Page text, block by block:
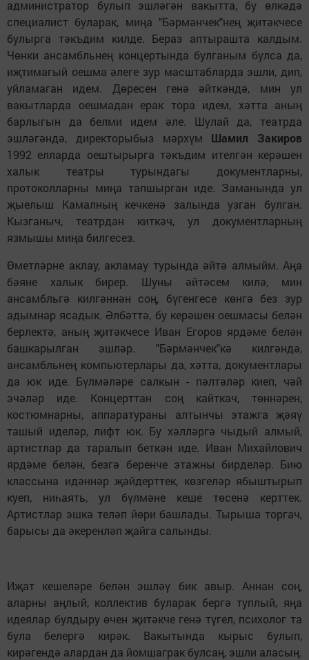
администратор булып эшләгән вакытта, бу өлкәдә
специалист буларак, миңа "Бәрмәнчек"нең җитәкчесе
булырга тәкъдим килде. Бераз аптырашта калдым.
Чөнки ансамбльнең концертында булганым булса да,
иҗтимагый оешма әлеге зур масштабларда эшли, дип,
уйламаган идем. Дөресен генә әйткәндә, мин ул
вакытларда оешмадан ерак тора идем, хәтта аның
барлыгын да белми идем әле. Шулай да, театрда
эшләгәндә, директорыбыз мәрхүм Шамил Закиров
1992 елларда оештырырга тәкъдим ителгән керәшен
халык театры турындагы документларны,
протоколларны миңа тапшырган иде. Заманында ул
җыелыш Камалның кечкенә залында узган булган.
Кызганыч, театрдан киткәч, ул документларның
язмышы миңа билгесез.
Өметләрне аклау, акламау турында әйтә алмыйм. Аңа
бәяне халык бирер. Шуны әйтәсем килә, мин
ансамбльгә килгәннән соң, бүгенгесе көнгә без зур
адымнар ясадык. Әлбәттә, бу керәшен оешмасы белән
берлектә, аның җитәкчесе Иван Егоров ярдәме белән
башкарылган эшләр. "Бәрмәнчек"кә килгәндә,
ансамбльнең компьютерлары да, хәтта, документлары
да юк иде. Бүлмәләре салкын - пәлтәләр киеп, чәй
эчәләр иде. Концерттан соң кайткач, төннәрен,
костюмнарны, аппаратураны алтынчы этажга җәяү
ташый иделәр, лифт юк. Бу хәлләргә чыдый алмый,
артистлар да таралып беткән иде. Иван Михайлович
ярдәме белән, безгә беренче этажны бирделәр. Бию
классына идәннәр җәйдерттек, көзгеләр ябыштырып
куеп, ниһаять, ул бүлмәне кеше төсенә керттек.
Артистлар эшкә теләп йөри башлады. Тырыша торгач,
барысы да әкеренләп җайга салынды.
Иҗат кешеләре белән эшләү бик авыр. Аннан соң,
аларны аңлый, коллектив буларак бергә туплый, яңа
идеялар булдыру өчен җитәкче генә түгел, психолог та
була белергә кирәк. Вакытында кырыс булып,
кирәгендә алардан да йомшаграк булсаң, эшли аласың.